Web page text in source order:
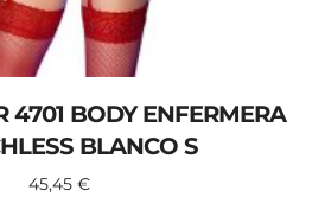
4701 BODY ENFERMERA
BLANCO S
45,45 €